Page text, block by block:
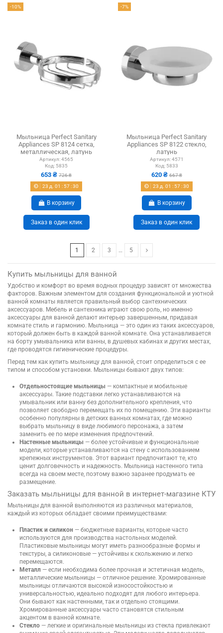
-10%
Мыльница Perfect Sanitary
Appliances SP 8124 сетка,
металлическая, латунь
Артикул:4565
Код: 5835
653 ₴726 ₴
23 д. 01 : 57:29
В корзину
Заказ в один клик
-7%
Мыльница Perfect Sanitary
Appliances SP 8122 стекло,
латунь
Артикул:4571
Код: 5833
620 ₴ 667 ₴
23 д. 01 : 57:29
В корзину
Заказ в один клик
1 2 3 … 5
Купить мыльницы для ванной
Удобство и комфорт во время водных процедур зависят от множества
факторов. Важным элементом для создания функциональной и уютной
ванной комнаты является правильный выбор сантехнических
аксессуаров. Мебель и сантехника играют свою роль, но именно
аксессуары для ванной делают интерьер завершенным, придавая
комнате стиль и гармонию. Мыльница — это один из таких аксессуаров,
который должен быть в каждой ванной комнате. Она устанавливается
на борту умывальника или ванны, в душевых кабинах и других местах,
где проводятся гигиенические процедуры.
Перед тем как купить мыльницу для ванной, стоит определиться с ее
типом и способом установки. Мыльницы бывают двух типов:
Отдельностоящие мыльницы — компактные и мобильные
аксессуары. Такие подставки легко устанавливаются на
умывальник или ванну без дополнительного крепления, что
позволяет свободно перемещать их по помещению. Эти варианты
особенно популярны в детских ванных комнатах, где можно
выбрать мыльницу в виде любимого персонажа, а затем
заменить ее по мере изменения предпочтений.
Настенные мыльницы — более устойчивые и функциональные
модели, которые устанавливаются на стену с использованием
крепежных инструментов. Этот вариант предпочитают те, кто
ценит долговечность и надежность. Мыльница настенного типа
всегда на своем месте, поэтому важно заранее продумать ее
размещение.
Заказать мыльницы для ванной в интернет-магазине КТУ
Мыльницы для ванной выполняются из различных материалов,
каждый из которых обладает своими преимуществами:
Пластик и силикон — бюджетные варианты, которые часто
используются для производства настольных моделей.
Пластиковые мыльницы могут иметь разнообразные формы и
текстуры, а силиконовые — устойчивы к скольжению и легко
перемещаются.
Металл — если необходима более прочная и эстетичная модель,
металлические мыльницы — отличное решение. Хромированные
мыльницы отличаются высокой износостойкостью и
универсальностью, идеально подходят для любого интерьера.
Они бывают как настенными, так и отдельно стоящими.
Хромированные аксессуары часто становятся стильным
акцентом в ванной комнате.
Стекло — легкие и оригинальные мыльницы из стекла привлекают